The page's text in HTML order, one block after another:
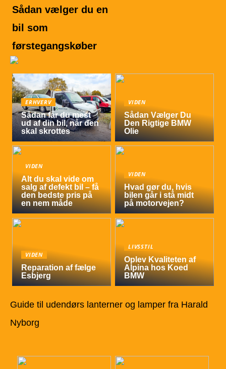
Sådan vælger du en
bil som
førstegangskøber
ERHVERV
Sådan får du mest
ud af din bil, når den
skal skrottes
VIDEN
Sådan Vælger Du
Den Rigtige BMW
Olie
VIDEN
Alt du skal vide om
salg af defekt bil – få
den bedste pris på
en nem måde
VIDEN
Hvad gør du, hvis
bilen går i stå midt
på motorvejen?
VIDEN
Reparation af fælge
Esbjerg
LIVSSTIL
Oplev Kvaliteten af
Alpina hos Koed
BMW
Guide til udendørs lanterner og lamper fra Harald
Nyborg